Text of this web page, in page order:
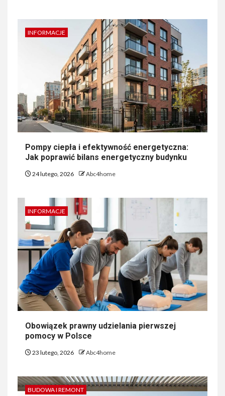
INFORMACJE
Pompy ciepła i efektywność energetyczna:
Jak poprawić bilans energetyczny budynku
24 lutego, 2026 Abc4home
INFORMACJE
Obowiązek prawny udzielania pierwszej
pomocy w Polsce
23 lutego, 2026 Abc4home
BUDOWA I REMONT